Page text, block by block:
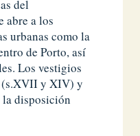
del
abre a los
urbanas como la
de Porto, así
Los vestigios
(s.XVII y XIV) y
la disposición